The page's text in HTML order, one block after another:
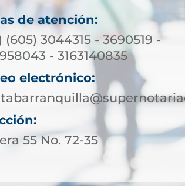
de atención:
(605) 3044315 - 3690519 -
- 3163140835
electrónico:
55 No. 72-35